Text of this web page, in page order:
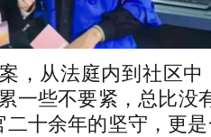
，从法庭内到社区
一些不要紧，总比没
十余年的坚守，更